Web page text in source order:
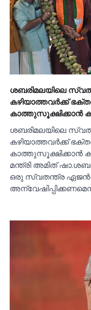
ശബരിമലയിലെ
കഴിയാത്തവർക്ക്
കാത്തുസൂക്ഷിക്കാൻ
ശബരിമലയിലെ
കഴിയാത്തവർക്ക്
കാത്തുസൂക്ഷിക്കാൻ
മന്ത്രി അമിത്
ഒരു സ്വതന്ത്ര